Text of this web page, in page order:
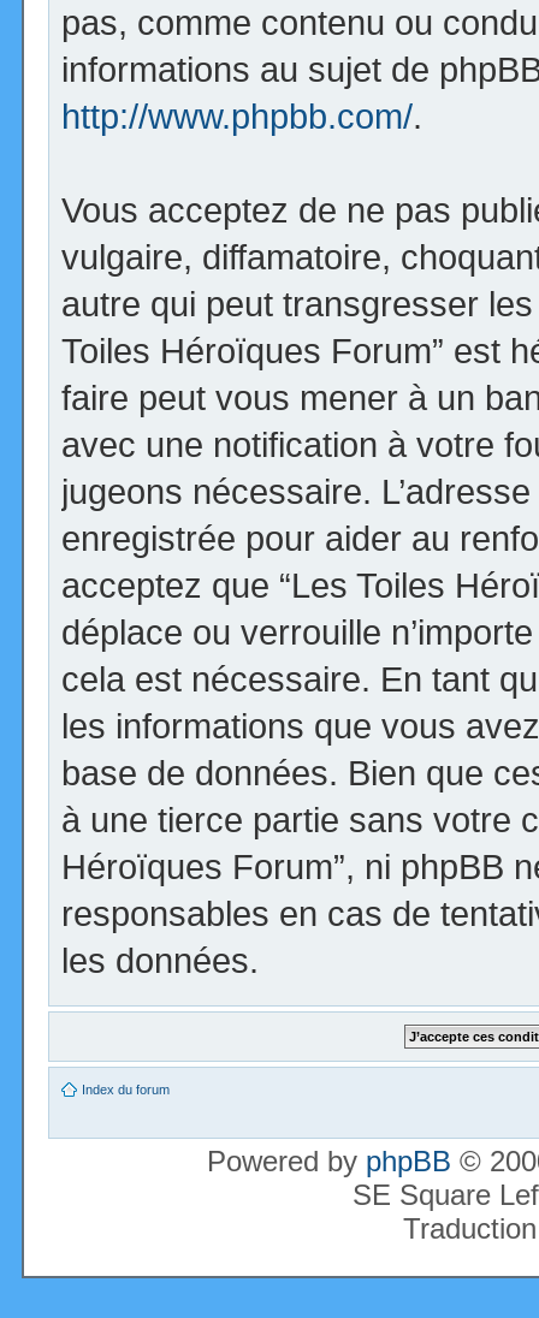
pas, comme contenu ou
informations au sujet de
http://www.phpbb.com/.
Vous acceptez de ne pas
vulgaire, diffamatoire,
autre qui peut transgresser
Toiles Héroïques Forum” est
faire peut vous mener à un
avec une notification à votre
jugeons nécessaire.
enregistrée pour aider au
acceptez que “Les Toiles
déplace ou verrouille
cela est nécessaire. En tant
les informations que vous
base de données. Bien que
à une tierce partie sans votre
Héroïques Forum”, ni phpBB
responsables en cas de
les données.
Index du forum
Powered by phpBB ©
SE Square